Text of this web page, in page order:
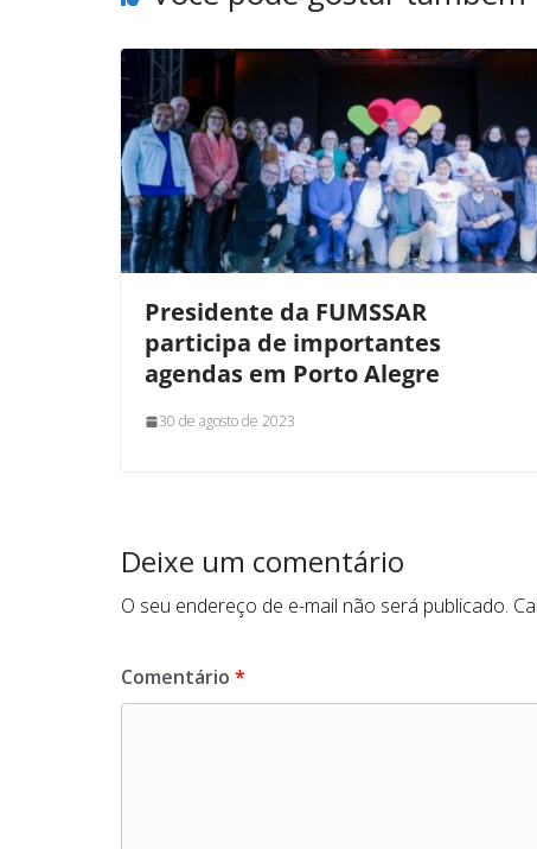
Presidente da FUMSSAR
participa de importantes
agendas em Porto Alegre
30 de agosto de 2023
Deixe um comentário
O seu endereço de e-mail não será publicado.
Comentário *